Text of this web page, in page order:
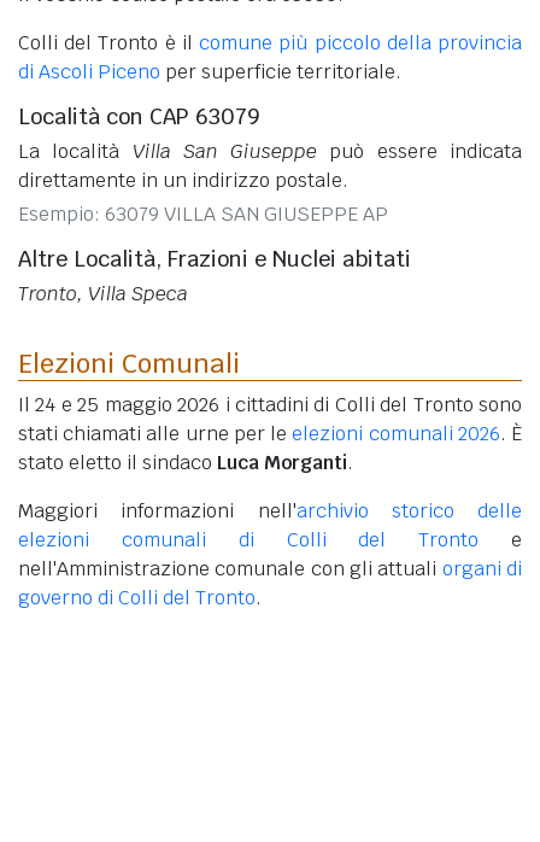
Colli del Tronto è ilcomune più piccolo della provincia
di Ascoli Piceno per superficie territoriale.
Località con CAP 63079
La località Villa San Giuseppe può essere indicata
direttamente in un indirizzo postale.
Esempio: 63079 VILLA SAN GIUSEPPE AP
Altre Località, Frazioni e Nuclei abitati
Tronto, Villa Speca
Elezioni Comunali
Il 24 e 25 maggio 2026 i cittadini di Colli del Tronto sono
stati chiamati alle urne per leelezioni comunali 2026. È
stato eletto il sindaco Luca Morganti.
Maggiori informazioni nell'archivio storico delle
elezioni comunali di Colli del Tronto e
nell'Amministrazione comunale con gli attuali organi di
governo di Colli del Tronto.